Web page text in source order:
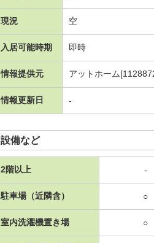
現況 空
入居可能時期 即時
情報提供元 アットホーム
情報更新日 -
設備など
2階以上 -
駐車場（近隣含） ○
室内洗濯機置き場 ○